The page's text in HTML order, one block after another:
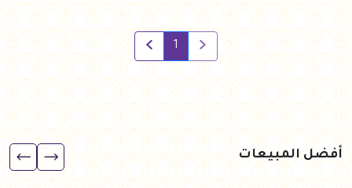
1
أفضل المبيعات